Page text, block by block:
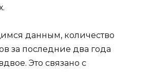
данным, количество
за последние два года
Это связано с